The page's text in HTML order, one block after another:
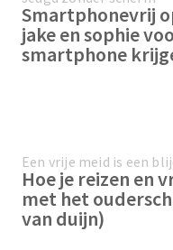
Smartphonevrij
jake en sophie
smartphone
Een vrije meid is een
Hoe je reizen en
met het
van duijn)